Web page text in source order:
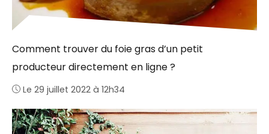
Comment trouver du foie gras d’un petit
producteur directement en ligne ?
Le 29 juillet 2022 à 12h34